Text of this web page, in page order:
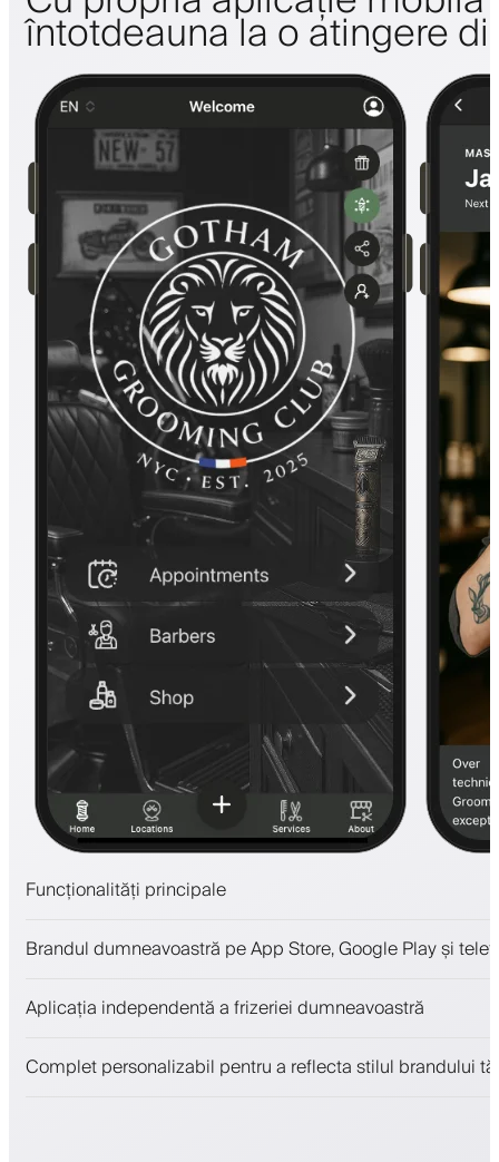
întotdeauna la o atingere
Funcționalități principale
Plăți, depozit de securitate
Implică clienții cu un program de loialitate
Brandul dumneavoastră pe App Store, Google Play și
Aplicația independentă a frizeriei dumneavoastră
Complet personalizabil pentru a reflecta stilul brandului